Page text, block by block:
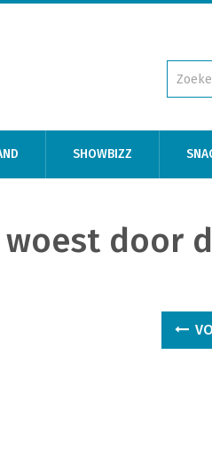
SHOWBIZZ
woest door